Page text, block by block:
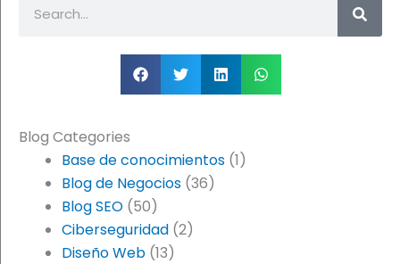
Blog Categories
Base de conocimientos (1)
Blog de Negocios (36)
Blog SEO (50)
Ciberseguridad (2)
Diseño Web (13)